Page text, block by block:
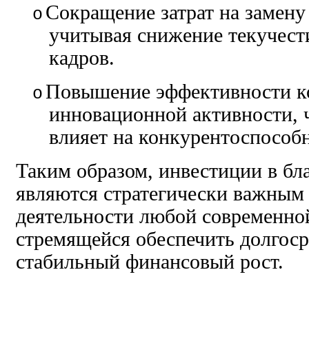
o Сокращение затрат на
учитывая снижение
кадров.
oПовышение эффективности
инновационной активности,
влияет на
Таким образом, инвестиции в
являются стратегически
деятельности любой
стремящейся обеспечить
стабильный финансовый рост.